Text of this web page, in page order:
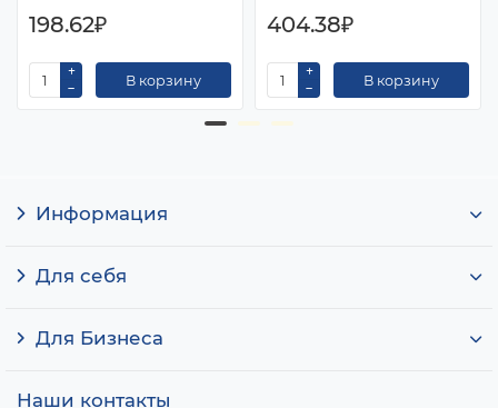
198.62₽
В корзину
404.38₽
В корзину
Информация
Для себя
Для Бизнеса
Наши контакты